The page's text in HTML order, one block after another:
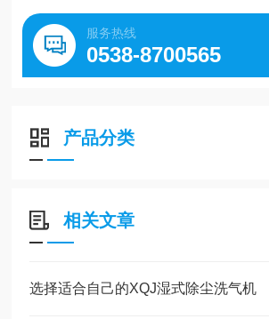
服务热线
0538-8700565
产品分类
相关文章
选择适合自己的XQJ湿式除尘洗气机